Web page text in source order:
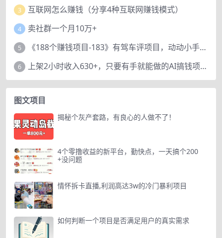
3 互联网怎么赚钱（分享4种互联网赚钱模式）
4 卖社群一个月10万+
5 《188个赚钱项目-183》有驾车评项目，动动小手，复制粘贴赚44元！
6 上架2小时收入630+，只要有手就能做的AI搞钱项目，奶奶看完都能学会!
图文项目
揭秘个灰产套路，有良心的人做不了！
4个零撸收益的新平台，勤快点，一天搞个200
+没问题
情怀拆卡直播,利润高达3w的冷门暴利项目
如何判断一个项目是否满足用户的真实需求